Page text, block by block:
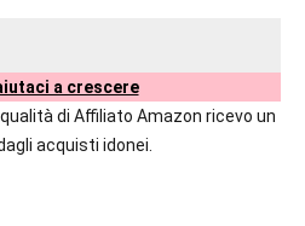
a crescere
di Affiliato Amazon ricevo un
acquisti idonei.